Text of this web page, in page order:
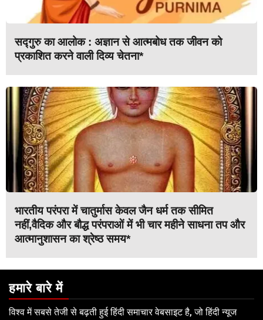
सद्गुरु का आलोक : अज्ञान से आत्मबोध तक जीवन को
प्रकाशित करने वाली दिव्य चेतना*
भारतीय परंपरा में चातुर्मास केवल जैन धर्म तक सीमित
नहीं,वैदिक और बौद्ध परंपराओं में भी चार महीने साधना तप और
आत्मानुशासन का श्रेष्ठ समय*
हमारे बारे में
विश्व में सबसे तेजी से बढ़ती हुई हिंदी समाचार वेबसाइट है, जो हिंदी न्यूज